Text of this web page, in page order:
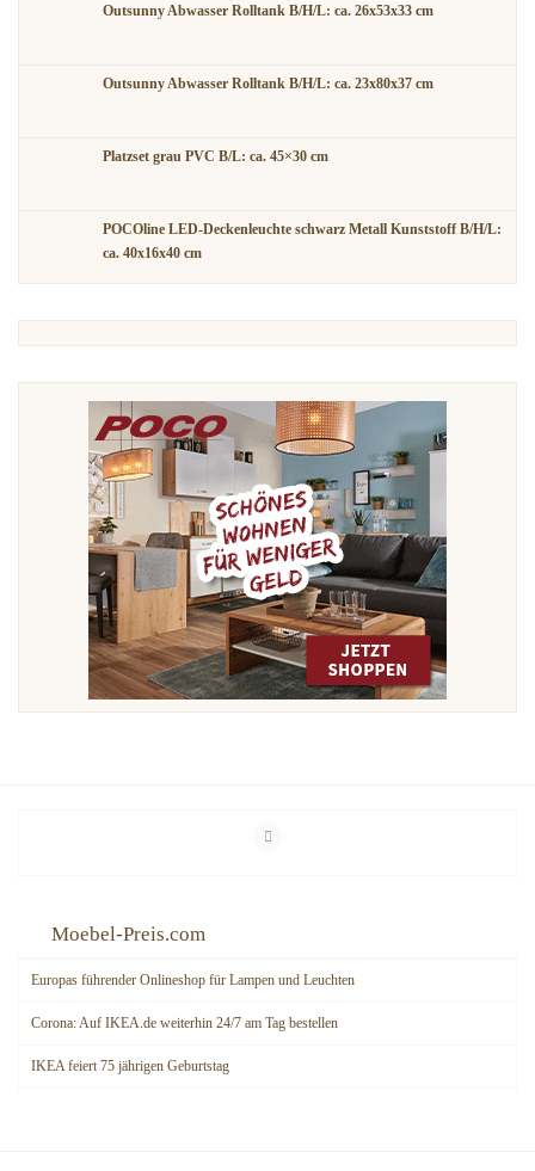
Outsunny Abwasser Rolltank B/H/L: ca. 26x53x33 cm
Outsunny Abwasser Rolltank B/H/L: ca. 23x80x37 cm
Platzset grau PVC B/L: ca. 45×30 cm
POCOline LED-Deckenleuchte schwarz Metall Kunststoff B/H/L:
ca. 40x16x40 cm
Moebel-Preis.com
Europas führender Onlineshop für Lampen und Leuchten
Corona: Auf IKEA.de weiterhin 24/7 am Tag bestellen
IKEA feiert 75 jährigen Geburtstag